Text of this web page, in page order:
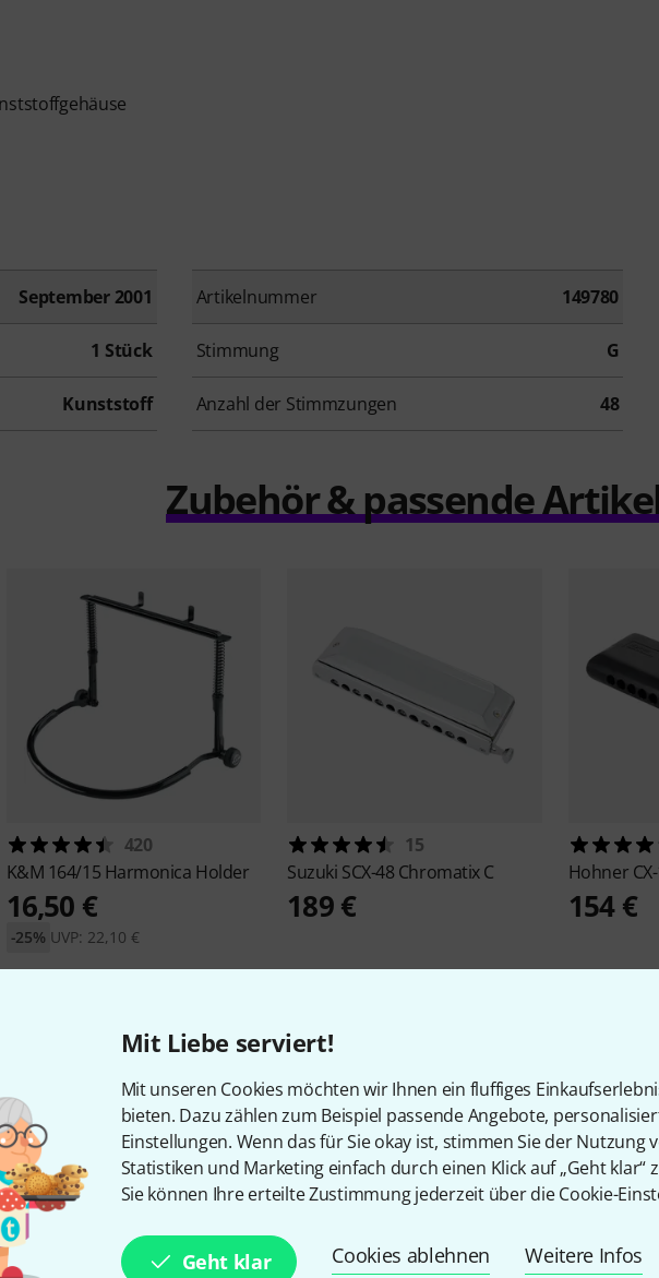
Mit Liebe serviert!
Mit unseren Cookies möchten wir Ihnen ein fluffiges
bieten. Dazu zählen zum Beispiel passende Angebote,
Einstellungen. Wenn das für Sie okay ist, stimmen Sie der Nutzung
Statistiken und Marketing einfach durch einen Klick auf „Geht klar“
Sie können Ihre erteilte Zustimmung jederzeit über die Cookie-
Geht klar Cookies ablehnen Weitere Infos
September 2001 Artikelnummer 149780
1 Stück Stimmung G
Kunststoff Anzahl der Stimmzungen 48
Zubehör & passende
420
K&M 164/15 Harmonica Holder
16,50 €
UVP: 22,10 €
-25%
15
Suzuki SCX-48 Chromatix C
189 €
Hohner
154 €
15Kundenbewertungen